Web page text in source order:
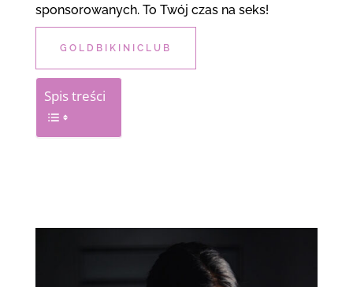
sponsorowanych. To Twój czas na seks!
GOLDBIKINICLUB
Spis treści